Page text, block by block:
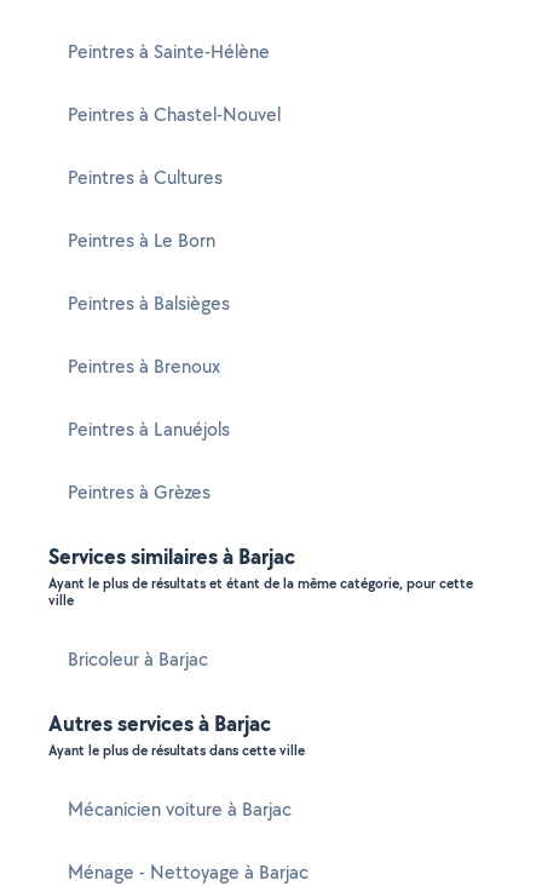
Peintres à Sainte-Hélène
Peintres à Chastel-Nouvel
Peintres à Cultures
Peintres à Le Born
Peintres à Balsièges
Peintres à Brenoux
Peintres à Lanuéjols
Peintres à Grèzes
Services similaires à Barjac
Ayant le plus de résultats et étant de la même catégorie, pour cette
ville
Bricoleur à Barjac
Autres services à Barjac
Ayant le plus de résultats dans cette ville
Mécanicien voiture à Barjac
Ménage - Nettoyage à Barjac